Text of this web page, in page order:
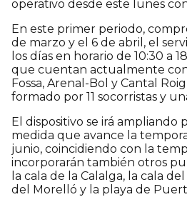
operativo desde este lunes
En este primer periodo,
de marzo y el 6 de abril, el
los días en horario de 10:30 a
que cuentan actualmente con
Fossa, Arenal-Bol y Cantal
formado por 11 socorristas y
El dispositivo se irá ampliando
medida que avance la
junio, coincidiendo con la
incorporarán también otros
la cala de la Calalga, la cala
del Morelló y la playa de